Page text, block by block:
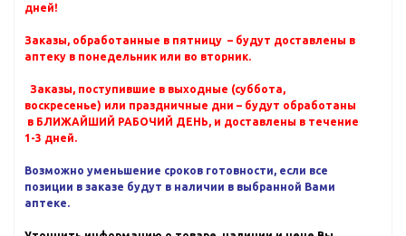
дней!
Заказы, обработанные в пятницу – будут доставлены в
аптеку в понедельник или во вторник.
Заказы, поступившие в выходные (суббота,
воскресенье) или праздничные дни – будут обработаны
в БЛИЖАЙШИЙ РАБОЧИЙ ДЕНЬ, и доставлены в течение
1-3 дней.
Возможно уменьшение сроков готовности, если все
позиции в заказе будут в наличии в выбранной Вами
аптеке.